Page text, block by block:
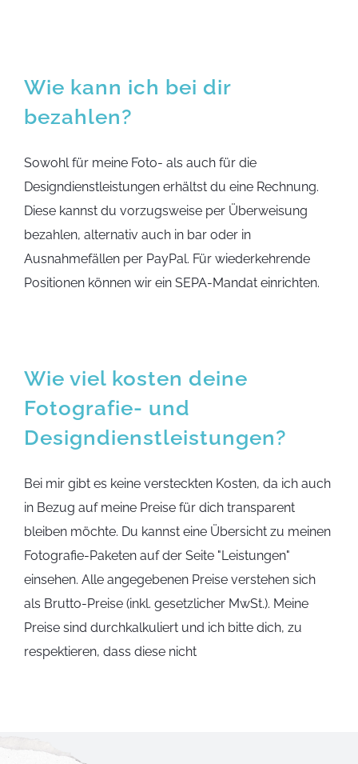
Wie kann ich bei dir
bezahlen?
Sowohl für meine Foto- als auch für die
Designdienstleistungen erhältst du eine Rechnung.
Diese kannst du vorzugsweise per Überweisung
bezahlen, alternativ auch in bar oder in
Ausnahmefällen per PayPal. Für wiederkehrende
Positionen können wir ein SEPA-Mandat einrichten.
Wie viel kosten deine
Fotografie- und
Designdienstleistungen?
Bei mir gibt es keine versteckten Kosten, da ich auch
in Bezug auf meine Preise für dich transparent
bleiben möchte. Du kannst eine Übersicht zu meinen
Fotografie-Paketen auf der Seite "Leistungen"
einsehen. Alle angegebenen Preise verstehen sich
als Brutto-Preise (inkl. gesetzlicher MwSt.). Meine
Preise sind durchkalkuliert und ich bitte dich, zu
respektieren, dass diese nicht